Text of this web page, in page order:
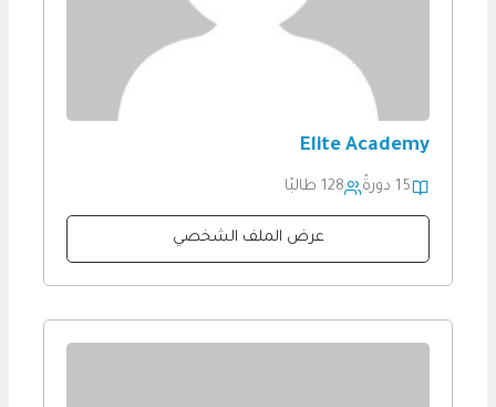
Elite Academy
15 دورةً 128 طالبًا
عرض الملف الشخصي